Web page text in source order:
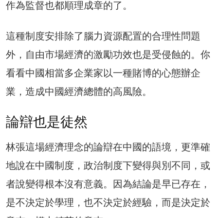
作為監督也都順理成章的了。
這種制度安排除了腦力資源配置的合理性問題
外，自由市場經濟的激勵功效也是受侵蝕的。你
看看中國相當多企業家以一種賭博的心態辦企
業，造成中國經濟總體的高風險。
論辯也是徒然
林張這場經濟理念的論辯在中國的語境，更準確
地說在中國制度，政治制度下變得與別不同，或
者說變得根本沒有意義。因為結論是早已存在，
是不決定於學理，也不決定於經驗，而是決定於